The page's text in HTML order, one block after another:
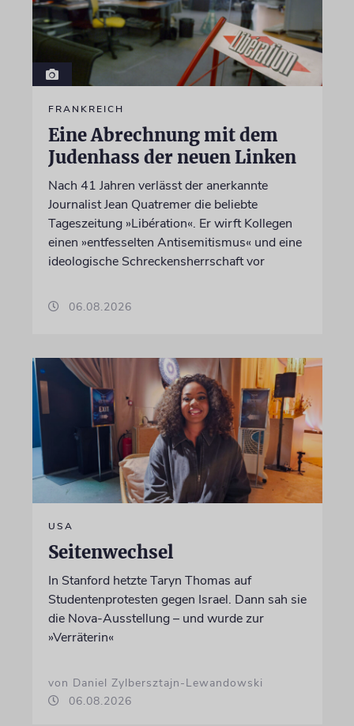
FRANKREICH
Eine Abrechnung mit dem
Judenhass der neuen Linken
Nach 41 Jahren verlässt der anerkannte
Journalist Jean Quatremer die beliebte
Tageszeitung »Libération«. Er wirft Kollegen
einen »entfesselten Antisemitismus« und eine
ideologische Schreckensherrschaft vor
06.08.2026
USA
Seitenwechsel
In Stanford hetzte Taryn Thomas auf
Studentenprotesten gegen Israel. Dann sah sie
die Nova-Ausstellung – und wurde zur
»Verräterin«
von Daniel Zylbersztajn-Lewandowski
06.08.2026